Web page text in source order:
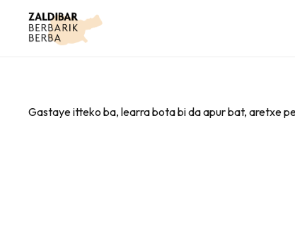
Gastaye itteko ba, learra bota bi da apur bat, aretxe